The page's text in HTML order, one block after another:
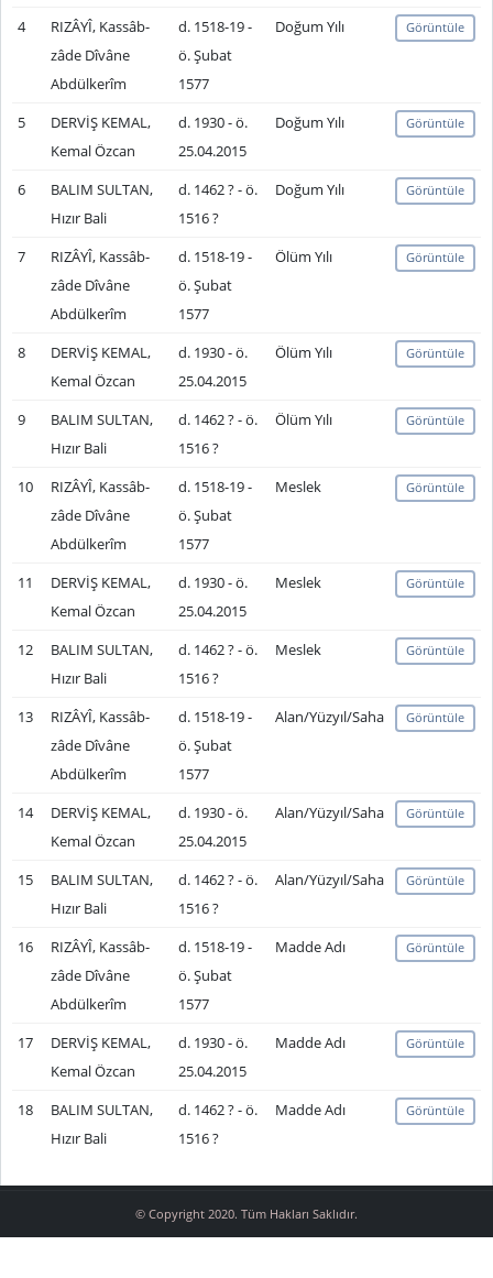
4
RIZÂYÎ, Kassâb-
zâde Dîvâne
Abdülkerîm
d. 1518-19 -
ö. Şubat
1577
Doğum Yılı Görüntüle
5
DERVİŞ KEMAL,
Kemal Özcan
d. 1930 - ö.
25.04.2015
Doğum Yılı Görüntüle
6
BALIM SULTAN,
Hızır Bali
d. 1462 ? - ö.
1516 ?
Doğum Yılı Görüntüle
7
RIZÂYÎ, Kassâb-
zâde Dîvâne
Abdülkerîm
d. 1518-19 -
ö. Şubat
1577
Ölüm Yılı Görüntüle
8
DERVİŞ KEMAL,
Kemal Özcan
d. 1930 - ö.
25.04.2015
Ölüm Yılı Görüntüle
9
BALIM SULTAN,
Hızır Bali
d. 1462 ? - ö.
1516 ?
Ölüm Yılı Görüntüle
10
RIZÂYÎ, Kassâb-
zâde Dîvâne
Abdülkerîm
d. 1518-19 -
ö. Şubat
1577
Meslek Görüntüle
11
DERVİŞ KEMAL,
Kemal Özcan
d. 1930 - ö.
25.04.2015
Meslek Görüntüle
12
BALIM SULTAN,
Hızır Bali
d. 1462 ? - ö.
1516 ?
Meslek Görüntüle
13
RIZÂYÎ, Kassâb-
zâde Dîvâne
Abdülkerîm
d. 1518-19 -
ö. Şubat
1577
Alan/Yüzyıl/Saha Görüntüle
14
DERVİŞ KEMAL,
Kemal Özcan
d. 1930 - ö.
25.04.2015
Alan/Yüzyıl/Saha Görüntüle
15
BALIM SULTAN,
Hızır Bali
d. 1462 ? - ö.
1516 ?
Alan/Yüzyıl/Saha Görüntüle
16
RIZÂYÎ, Kassâb-
zâde Dîvâne
Abdülkerîm
d. 1518-19 -
ö. Şubat
1577
Madde Adı Görüntüle
17
DERVİŞ KEMAL,
Kemal Özcan
d. 1930 - ö.
25.04.2015
Madde Adı Görüntüle
18
BALIM SULTAN,
Hızır Bali
d. 1462 ? - ö.
1516 ?
Madde Adı Görüntüle
© Copyright 2020. Tüm Hakları Saklıdır.